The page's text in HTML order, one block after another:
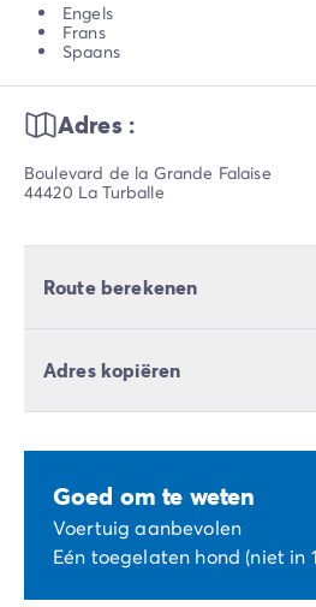
Engels
Frans
Spaans
Adres :
Boulevard de la Grande Falaise
44420 La Turballe
Route berekenen
Adres kopiëren
Goed om te weten
Voertuig aanbevolen
Eén toegelaten hond (niet in